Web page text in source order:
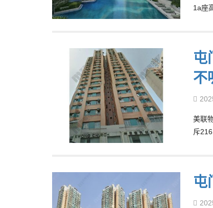
1a座
屯
不
美联
斥
屯